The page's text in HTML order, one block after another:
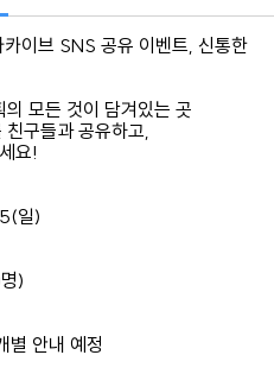
이브 SNS 공유 이벤트, 신통한
모든 것이 담겨있는 곳
구들과 공유하고,
요!
일)
)
안내 예정